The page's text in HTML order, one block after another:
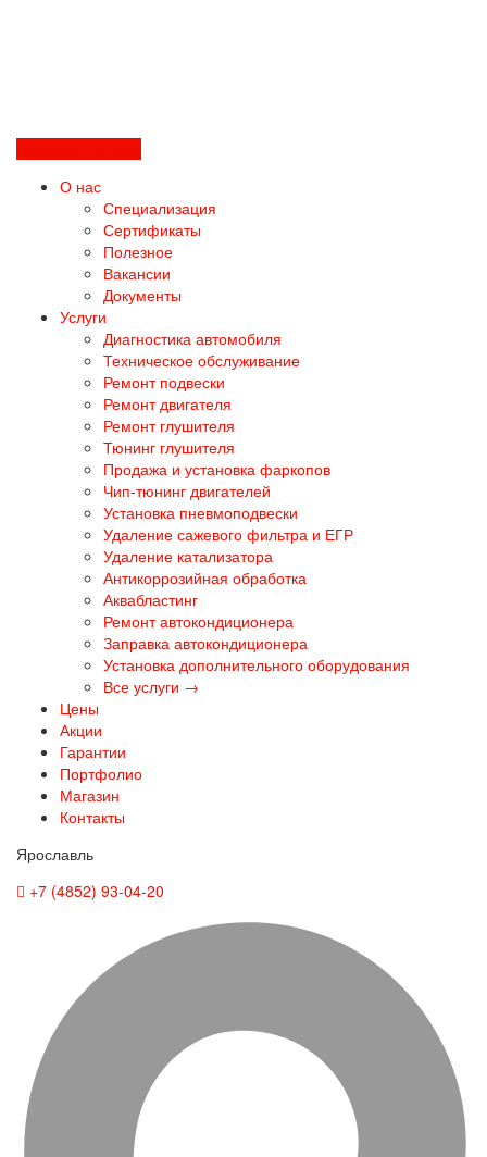
О нас
Специализация
Сертификаты
Полезное
Вакансии
Документы
Услуги
Диагностика автомобиля
Техническое обслуживание
Ремонт подвески
Ремонт двигателя
Ремонт глушителя
Тюнинг глушителя
Продажа и установка фаркопов
Чип-тюнинг двигателей
Установка пневмоподвески
Удаление сажевого фильтра и ЕГР
Удаление катализатора
Антикоррозийная обработка
Аквабластинг
Ремонт автокондиционера
Заправка автокондиционера
Установка дополнительного оборудования
Все услуги →
Цены
Акции
Гарантии
Портфолио
Магазин
Контакты
Ярославль
+7 (4852) 93-04-20